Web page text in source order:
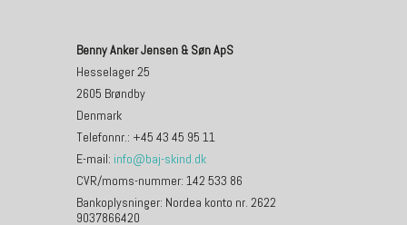
Benny Anker Jensen & Søn ApS
Hesselager 25
2605 Brøndby
Denmark
Telefonnr.: +45 43 45 95 11
E-mail: info@baj-skind.dk
CVR/moms-nummer: 142 533 86
Bankoplysninger: Nordea konto nr. 2622
9037866420